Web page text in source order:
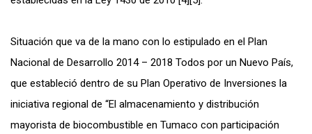
Situación que va de la mano con lo estipulado en el Plan
Nacional de Desarrollo 2014 – 2018 Todos por un Nuevo País,
que estableció dentro de su Plan Operativo de Inversiones la
iniciativa regional de “El almacenamiento y distribución
mayorista de biocombustible en Tumaco con participación